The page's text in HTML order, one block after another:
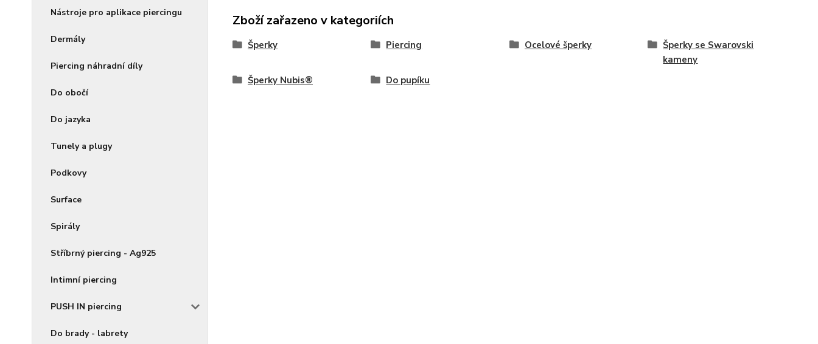
Nástroje pro aplikace piercingu
Dermály
Piercing náhradní díly
Do obočí
Do jazyka
Tunely a plugy
Podkovy
Surface
Spirály
Stříbrný piercing - Ag925
Intimní piercing
PUSH IN piercing
Do brady - labrety
Zboží zařazeno v kategoriích
Šperky Piercing Ocelové šperky
Šperky se Swarovski
kameny
Šperky Nubis®
Do pupíku